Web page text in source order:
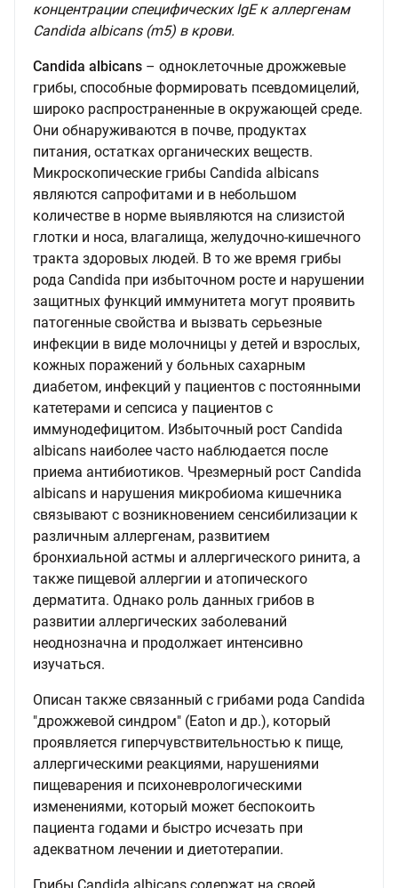
концентрации специфических IgE к аллергенам
Candida albicans (m5) в крови.
Candida albicans – одноклеточные дрожжевые
грибы, способные формировать псевдомицелий,
широко распространенные в окружающей среде.
Они обнаруживаются в почве, продуктах
питания, остатках органических веществ.
Микроскопические грибы Candida albicans
являются сапрофитами и в небольшом
количестве в норме выявляются на слизистой
глотки и носа, влагалища, желудочно-кишечного
тракта здоровых людей. В то же время грибы
рода Candida при избыточном росте и нарушении
защитных функций иммунитета могут проявить
патогенные свойства и вызвать серьезные
инфекции в виде молочницы у детей и взрослых,
кожных поражений у больных сахарным
диабетом, инфекций у пациентов с постоянными
катетерами и сепсиса у пациентов с
иммунодефицитом. Избыточный рост Candida
albicans наиболее часто наблюдается после
приема антибиотиков. Чрезмерный рост Candida
albicans и нарушения микробиома кишечника
связывают с возникновением сенсибилизации к
различным аллергенам, развитием
бронхиальной астмы и аллергического ринита, а
также пищевой аллергии и атопического
дерматита. Однако роль данных грибов в
развитии аллергических заболеваний
неоднозначна и продолжает интенсивно
изучаться.
Описан также связанный с грибами рода Candida
"дрожжевой синдром" (Eaton и др.), который
проявляется гиперчувствительностью к пище,
аллергическими реакциями, нарушениями
пищеварения и психоневрологическими
изменениями, который может беспокоить
пациента годами и быстро исчезать при
адекватном лечении и диетотерапии.